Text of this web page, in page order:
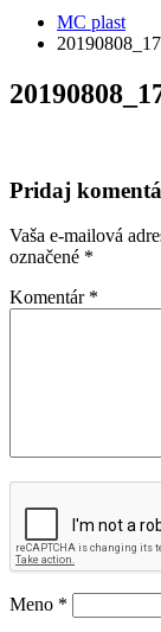
MC plast
Pridaj
Vaša e-mailová
označené *
Komentár *
Meno *